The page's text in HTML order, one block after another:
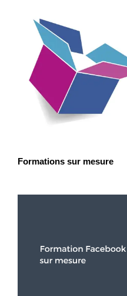
Formations sur mesure